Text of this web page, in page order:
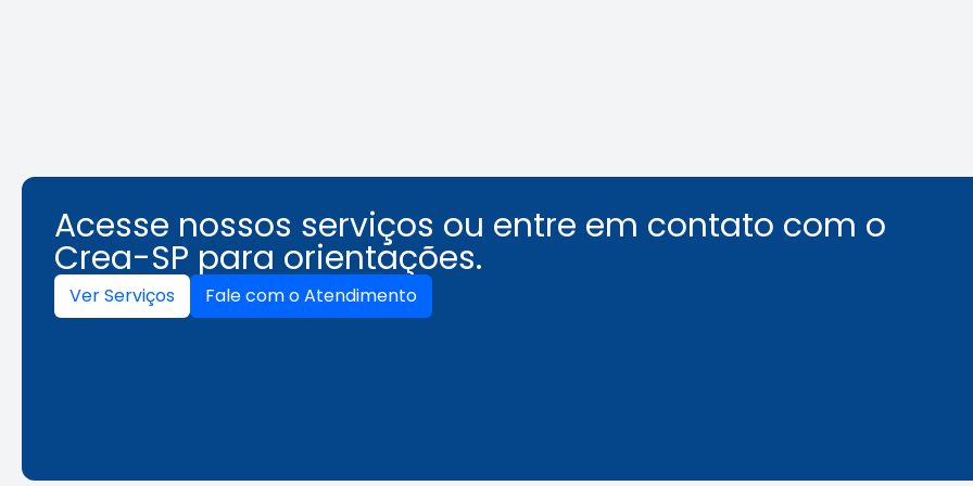
Acesse nossos serviços ou entre em contato com o
Crea-SP para orientações.
Ver Serviços Fale com o Atendimento